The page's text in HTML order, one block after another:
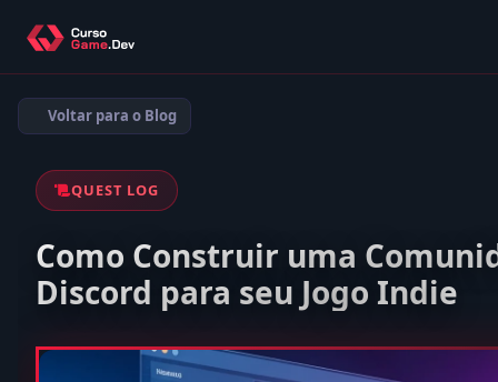
Voltar para o Blog
QUEST LOG
Como Construir uma
Discord para seu Jogo Indie